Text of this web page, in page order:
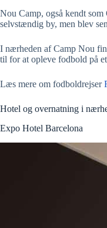
Nou Camp, også kendt
selvstændig by, men blev
I nærheden af Camp Nou
til for at opleve fodbold på
Læs mere om fodboldrejser
Hotel og overnatning i
Expo Hotel Barcelona